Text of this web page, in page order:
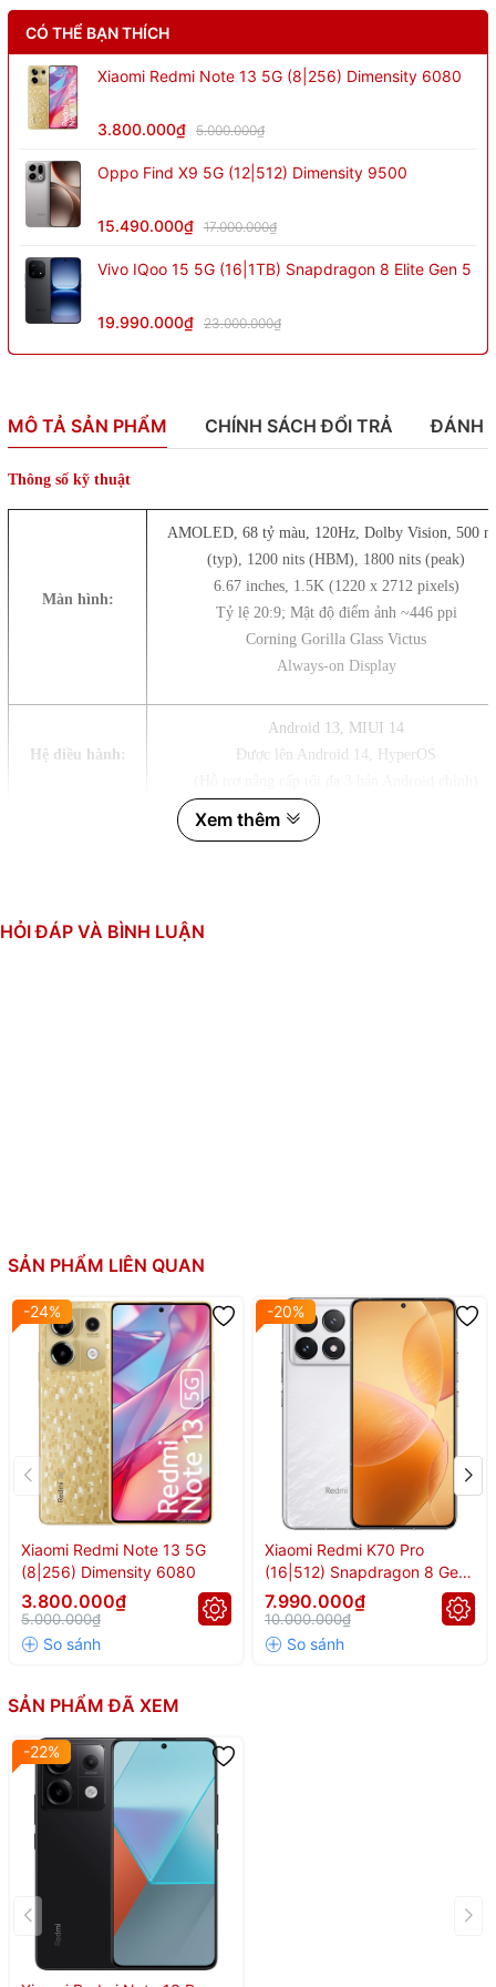
CÓ THỂ BẠN THÍCH
Xiaomi Redmi Note 13 5G (8|256) Dimensity 6080
3.800.000₫ 5.000.000₫
Oppo Find X9 5G (12|512) Dimensity 9500
15.490.000₫ 17.000.000₫
Vivo IQoo 15 5G (16|1TB) Snapdragon 8 Elite Gen 5
19.990.000₫ 23.000.000₫
MÔ TẢ SẢN PHẨM CHÍNH SÁCH ĐỔI TRẢ ĐÁNH
Thông số kỹ thuật
Màn hình:
AMOLED, 68 tỷ màu, 120Hz, Dolby Vision, 500
(typ), 1200 nits (HBM), 1800 nits (peak)
6.67 inches, 1.5K (1220 x 2712 pixels)
Tỷ lệ 20:9; Mật độ điểm ảnh ~446 ppi
Corning Gorilla Glass Victus
Always-on Display
Hệ điều hành:
Android 13, MIUI 14
Được lên Android 14, HyperOS
200 MP, f/1.7, 23mm (góc rộng), PDAF đa hướng,
Quay phim: 4K@30fps, 1080p@30/60/120fps, gyro-
Bộ nhớ trong:
Thẻ SIM: 2 SIM, Nano SIM
Dung lượng pin:
Sạc nhanh 67W
Sạc 100% trong 44 ph (QC)
Thiết kế:
Khung nhựa vuông vức
Mặt lưng kính
Kính trước Corning Gorilla Glass Victus
Cảm biến vân tay dưới màn hình
Kháng nước, bụi IP54
📱 Redmi Note 13 Pro
5G (Snapdragon 7s
Gen 2) – Camera
200MP, Màn Hình
1.5K, Hiệu Năng Mạnh
Xem thêm
HỎI ĐÁP VÀ BÌNH LUẬN
SẢN PHẨM LIÊN QUAN
-24%
Xiaomi Redmi Note 13 5G
(8|256) Dimensity 6080
3.800.000₫
5.000.000₫
-20%
Xiaomi Redmi K70 Pro
(16|512) Snapdragon 8 Gen
3
7.990.000₫
10.000.000₫
SẢN PHẨM ĐÃ XEM
-22%